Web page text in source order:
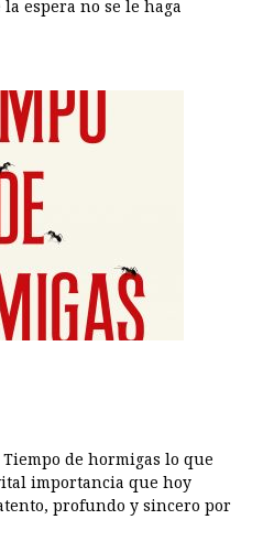
espera no se le haga
de hormigas lo que
importancia que hoy
profundo y sincero por